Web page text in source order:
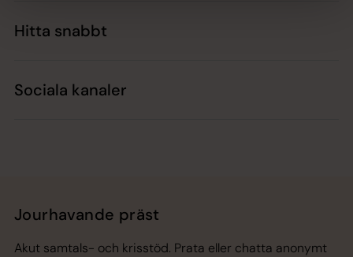
Hitta snabbt
Sociala kanaler
Jourhavande präst
Akut samtals- och krisstöd. Prata eller chatta anonymt